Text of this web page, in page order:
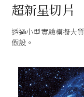
超新星切片
透過小型實驗模擬大
假設。